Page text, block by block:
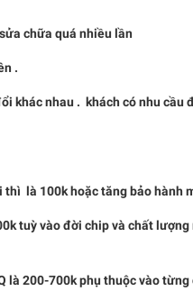
chữa quá nhiều lần
.
khác nhau . khách có nhu
thì là 100k hoặc tăng bảo hành
tuỳ vào đời chip và chất
là 200-700k phụ thuộc vào